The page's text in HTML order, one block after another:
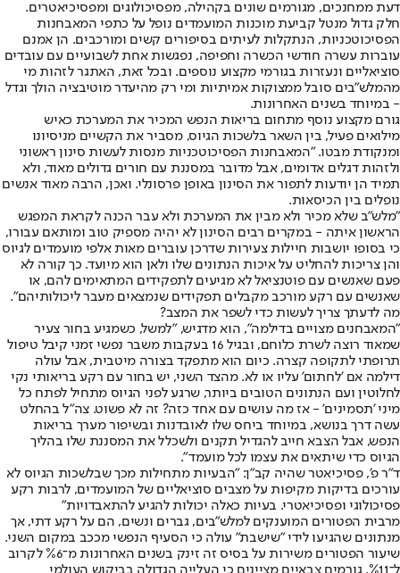
דעת ממחנכים, מגורמים שונים בקהילה, מפסיכולוגים ומפסיכיאטרים.
חלק גדול מנטל קביעת מוכנות המועמדים נופל על כתפי המאבחנות
הפסיכוטכניות, הנתקלות לעיתים בסיפורים קשים ומורכבים. הן אמנם
עוברות עשרה חודשי הכשרה וחפיפה, נפגשות אחת לשבועיים עם עובדים
סוציאליים ונעזרות בגורמי מקצוע נוספים. ובכל זאת, האתגר לזהות מי
מהמלש"בים סובל ממצוקות אמיתיות ומי רק מהיעדר מוטיבציה הולך וגדל
- במיוחד בשנים האחרונות.
גורם מקצוע נוסף מתחום בריאות הנפש המכיר את המערכת כאיש
מילואים פעיל, בין השאר בלשכות הגיוס, מסביר את הקשיים מניסיונו
ומנקודת מבטו. "המאבחנות הפסיכוטכניות מנסות לעשות סינון ראשוני
ולזהות דגלים אדומים, אבל מדובר במסננת עם חורים גדולים מאוד, ולא
תמיד הן יודעות לתפור את הסינון באופן פרסונלי. ואכן, הרבה מאוד אנשים
נופלים בין הכיסאות.
"מלש"ב שלא מכיר ולא מבין את המערכת ולא עבר הכנה לקראת המפגש
הראשון איתה - במקרים רבים הסינון לא יהיה מספיק טוב ומותאם עבורו,
כי בסופו יושבות חיילות צעירות שדרכן עוברים מאות אלפי מועמדים לגיוס
והן צריכות להחליט על איכות הנתונים שלו ולאן הוא מיועד. כך קורה לא
פעם שאנשים עם פוטנציאל לא מגיעים לתפקידים המתאימים להם, או
שאנשים עם רקע מורכב מקבלים תפקידים שנמצאים מעבר ליכולותיהם".
מה לדעתך צריך לעשות כדי לשפר את המצב?
"המאבחנים מצויים בדילמה", הוא מדגיש, "למשל, כשמגיע בחור צעיר
שמאוד רוצה לשרת כלוחם, ובגיל 16 בעקבות משבר נפשי זמני קיבל טיפול
תרופתי לתקופה קצרה. כיום הוא מתפקד בצורה מיטבית, אבל עולה
דילמה אם 'לחתום' עליו או לא. מהצד השני, יש בחור עם רקע בריאותי נקי
לחלוטין ועם הנתונים הטובים ביותר, שרגע לפני הגיוס מתחיל לפתח כל
מיני 'תסמינים' - אז מה עושים עם אחד כזה? זה לא פשוט. צה"ל בהחלט
עשה דרך בנושא, במיוחד ביחס שלו לאובדנות ובשיפור מערך בריאות
הנפש, אבל הצבא חייב להגדיל תקנים ולשכלל את המסננת שלו בהליך
הגיוס כדי שיתאים את עצמו לכל מועמד".
ד"ר פ', פסיכיאטר שהיה קב"ן: "הבעיות מתחילות מכך שבלשכות הגיוס לא
עורכים בדיקות מקיפות על מצבים סוציאליים של המועמדים, לרבות רקע
פסיכולוגי ופסיכיאטרי. בעיות כאלה יכולות להגיע להתאבדויות"
מרבית הפטורים המוענקים למלש"בים, גברים ונשים, הם על רקע דתי, אך
מנתונים שהגיעו לידי "שישבת" עולה כי הסעיף הנפשי מככב במקום השני.
שיעור הפטורים משירות על בסיס זה זינק בשנים האחרונות מ־%6 לקרוב